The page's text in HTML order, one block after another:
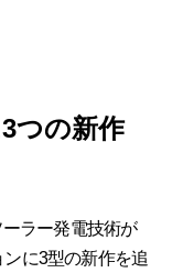
つの新作
ラー発電技術が
に3型の新作を追